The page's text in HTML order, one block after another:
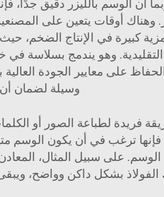
أن الوسم بالليزر دقيق جدًا،
وهناك أوقات يتعين على
كبيرة في الإنتاج الضخم،
الحفاظ على معايير الجودة
وسيلة لضمان
على سبيل المثال، المعادن
الفولاذ بشكل داكن وواضح،